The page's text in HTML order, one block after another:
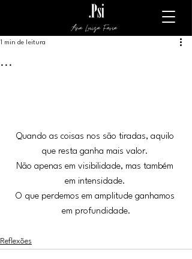
Ana Luiza Faria
...
1 min de leitura
Quando as coisas nos são tiradas, aquilo
que resta ganha mais valor.
Não apenas em visibilidade, mas também
em intensidade.
O que perdemos em amplitude ganhamos
em profundidade.
Reflexões